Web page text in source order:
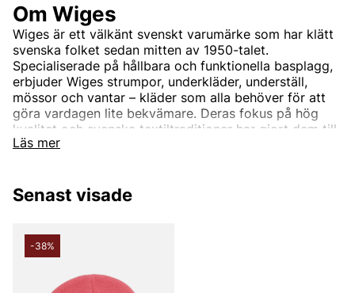
Läs mer
Om Wiges
Wiges är ett välkänt svenskt varumärke som har klätt
svenska folket sedan mitten av 1950-talet.
Specialiserade på hållbara och funktionella basplagg,
erbjuder Wiges strumpor, underkläder, underställ,
mössor och vantar – kläder som alla behöver för att
göra vardagen lite bekvämare. Deras fokus på hög
kvalitet och svenska textiltraditioner har gjort dem till
en självklar del av många garderober. Hos Vingåkers
att kompromissa på komforten.
Senast visade
-38%